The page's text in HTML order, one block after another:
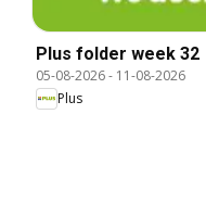
Plus folder week 32
05-08-2026- 11-08-2026
Plus